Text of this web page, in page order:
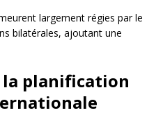
largement régies par le
bilatérales, ajoutant une
la planification